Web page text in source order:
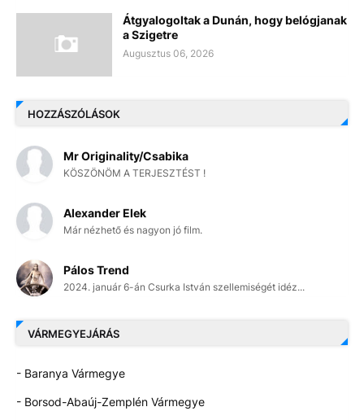
Átgyalogoltak a Dunán, hogy belógjanak
a Szigetre
Augusztus 06, 2026
HOZZÁSZÓLÁSOK
Mr Originality/Csabika
KÖSZÖNÖM A TERJESZTÉST !
Alexander Elek
Már nézhető és nagyon jó film.
Pálos Trend
2024. január 6-án Csurka István szellemiségét idéz...
VÁRMEGYEJÁRÁS
- Baranya Vármegye
- Borsod-Abaúj-Zemplén Vármegye